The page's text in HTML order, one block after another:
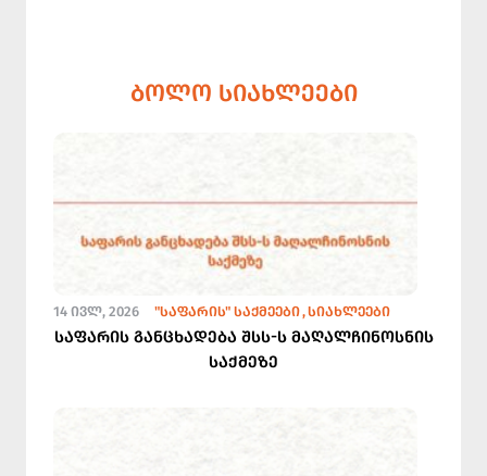
ᲑᲝᲚᲝ ᲡᲘᲐᲮᲚᲔᲔᲑᲘ
14 ᲘᲕᲚ, 2026 "ᲡᲐᲤᲐᲠᲘᲡ" ᲡᲐᲥᲛᲔᲔᲑᲘ ᲡᲘᲐᲮᲚᲔᲔᲑᲘ
საფარის განცხადება შსს-ს მაღალჩინოსნის
საქმეზე